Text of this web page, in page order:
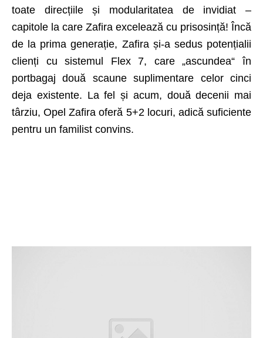
toate direcțiile și modularitatea de invidiat –
capitole la care Zafira excelează cu prisosință! Încă
de la prima generație, Zafira și-a sedus potențialii
clienți cu sistemul Flex 7, care „ascundea“ în
portbagaj două scaune suplimentare celor cinci
deja existente. La fel și acum, două decenii mai
târziu, Opel Zafira oferă 5+2 locuri, adică suficiente
pentru un familist convins.